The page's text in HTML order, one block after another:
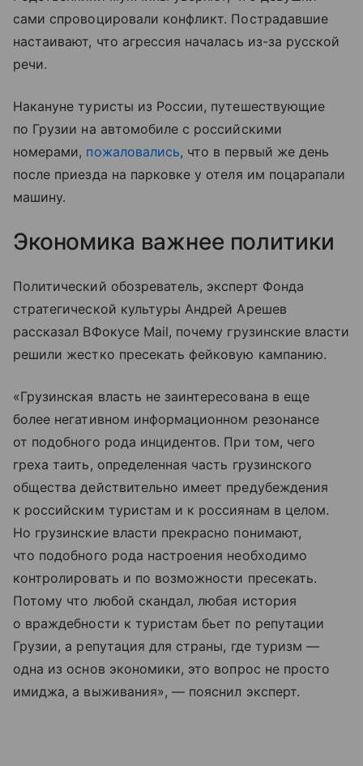
сами спровоцировали конфликт. Пострадавшие
настаивают, что агрессия началась из-за русской
речи.
Накануне туристы из России, путешествующие
по Грузии на автомобиле с российскими
номерами, пожаловались, что в первый же день
после приезда на парковке у отеля им поцарапали
машину.
Экономика важнее политики
Политический обозреватель, эксперт Фонда
стратегической культуры Андрей Арешев
рассказал ВФокусе Mail, почему грузинские власти
решили жестко пресекать фейковую кампанию.
«Грузинская власть не заинтересована в еще
более негативном информационном резонансе
от подобного рода инцидентов. При том, чего
греха таить, определенная часть грузинского
общества действительно имеет предубеждения
к российским туристам и к россиянам в целом.
Но грузинские власти прекрасно понимают,
что подобного рода настроения необходимо
контролировать и по возможности пресекать.
Потому что любой скандал, любая история
о враждебности к туристам бьет по репутации
Грузии, а репутация для страны, где туризм —
одна из основ экономики, это вопрос не просто
имиджа, а выживания», — пояснил эксперт.